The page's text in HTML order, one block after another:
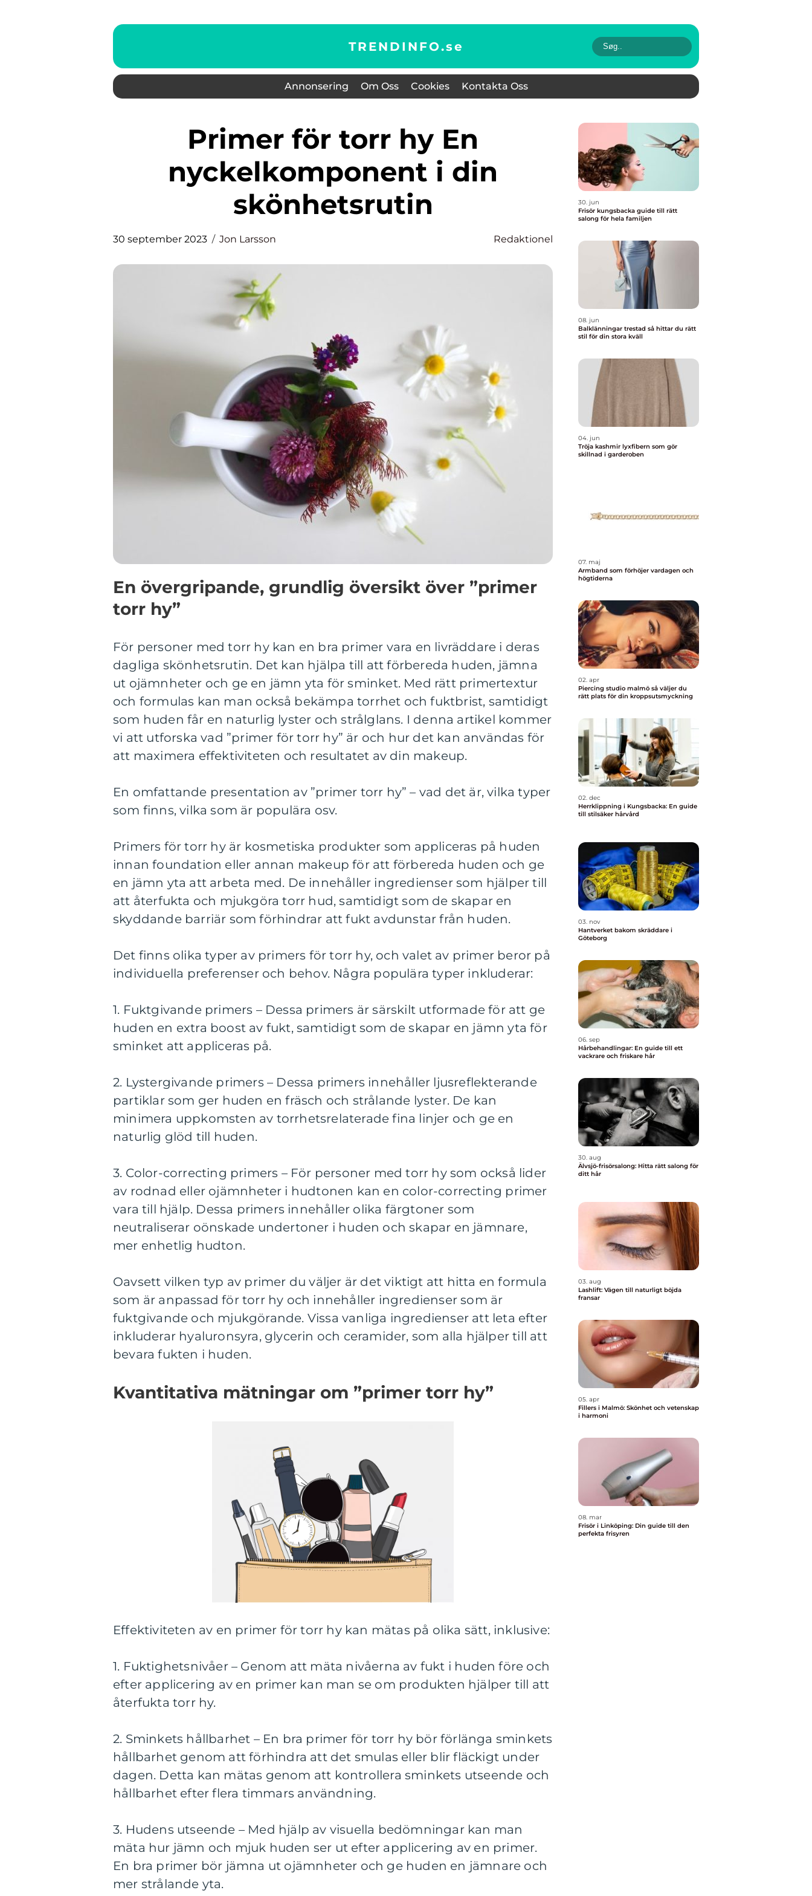
TRENDINFO.se
Annonsering Om Oss Cookies Kontakta Oss
Primer för torr hy En
nyckelkomponent i din
skönhetsrutin
30 september 2023 Jon Larsson Redaktionel
En övergripande, grundlig översikt över ”primer
torr hy”
För personer med torr hy kan en bra primer vara en livräddare i deras
dagliga skönhetsrutin. Det kan hjälpa till att förbereda huden, jämna
ut ojämnheter och ge en jämn yta för sminket. Med rätt primertextur
och formulas kan man också bekämpa torrhet och fuktbrist, samtidigt
som huden får en naturlig lyster och strålglans. I denna artikel kommer
vi att utforska vad ”primer för torr hy” är och hur det kan användas för
att maximera effektiviteten och resultatet av din makeup.
En omfattande presentation av ”primer torr hy” – vad det är, vilka typer
som finns, vilka som är populära osv.
Primers för torr hy är kosmetiska produkter som appliceras på huden
innan foundation eller annan makeup för att förbereda huden och ge
en jämn yta att arbeta med. De innehåller ingredienser som hjälper till
att återfukta och mjukgöra torr hud, samtidigt som de skapar en
skyddande barriär som förhindrar att fukt avdunstar från huden.
Det finns olika typer av primers för torr hy, och valet av primer beror på
individuella preferenser och behov. Några populära typer inkluderar:
1. Fuktgivande primers – Dessa primers är särskilt utformade för att ge
huden en extra boost av fukt, samtidigt som de skapar en jämn yta för
sminket att appliceras på.
2. Lystergivande primers – Dessa primers innehåller ljusreflekterande
partiklar som ger huden en fräsch och strålande lyster. De kan
minimera uppkomsten av torrhetsrelaterade fina linjer och ge en
naturlig glöd till huden.
3. Color-correcting primers – För personer med torr hy som också lider
av rodnad eller ojämnheter i hudtonen kan en color-correcting primer
vara till hjälp. Dessa primers innehåller olika färgtoner som
neutraliserar oönskade undertoner i huden och skapar en jämnare,
mer enhetlig hudton.
Oavsett vilken typ av primer du väljer är det viktigt att hitta en formula
som är anpassad för torr hy och innehåller ingredienser som är
fuktgivande och mjukgörande. Vissa vanliga ingredienser att leta efter
inkluderar hyaluronsyra, glycerin och ceramider, som alla hjälper till att
bevara fukten i huden.
Kvantitativa mätningar om ”primer torr hy”
Effektiviteten av en primer för torr hy kan mätas på olika sätt, inklusive:
1. Fuktighetsnivåer – Genom att mäta nivåerna av fukt i huden före och
efter applicering av en primer kan man se om produkten hjälper till att
återfukta torr hy.
2. Sminkets hållbarhet – En bra primer för torr hy bör förlänga sminkets
hållbarhet genom att förhindra att det smulas eller blir fläckigt under
dagen. Detta kan mätas genom att kontrollera sminkets utseende och
hållbarhet efter flera timmars användning.
3. Hudens utseende – Med hjälp av visuella bedömningar kan man
mäta hur jämn och mjuk huden ser ut efter applicering av en primer.
En bra primer bör jämna ut ojämnheter och ge huden en jämnare och
mer strålande yta.
30. jun
Frisör kungsbacka guide till rätt
salong för hela familjen
08. jun
Balklänningar trestad så hittar du rätt
stil för din stora kväll
04. jun
Tröja kashmir lyxfibern som gör
skillnad i garderoben
07. maj
Armband som förhöjer vardagen och
högtiderna
02. apr
Piercing studio malmö så väljer du
rätt plats för din kroppsutsmyckning
02. dec
Herrklippning i Kungsbacka: En guide
till stilsäker hårvård
03. nov
Hantverket bakom skräddare i
Göteborg
06. sep
Hårbehandlingar: En guide till ett
vackrare och friskare hår
30. aug
Älvsjö-frisörsalong: Hitta rätt salong för
ditt hår
03. aug
Lashlift: Vägen till naturligt böjda
fransar
05. apr
Fillers i Malmö: Skönhet och vetenskap
i harmoni
08. mar
Frisör i Linköping: Din guide till den
perfekta frisyren